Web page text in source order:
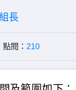
長
閱： 210